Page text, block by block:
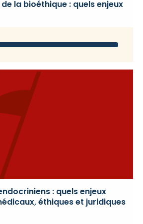
la bioéthique : quels enjeux
: quels enjeux
éthiques et juridiques